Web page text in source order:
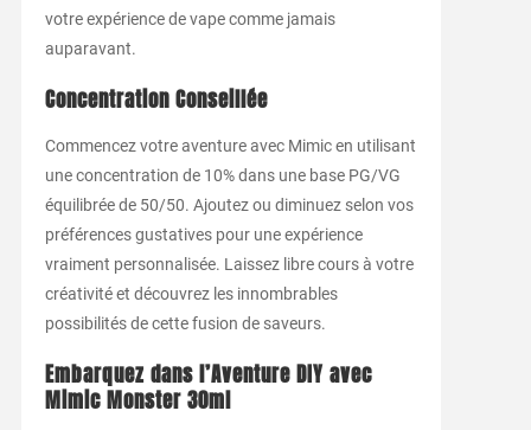
votre expérience de vape comme jamais
auparavant.
Concentration Conseillée
Commencez votre aventure avec Mimic en utilisant
une concentration de 10% dans une base PG/VG
équilibrée de 50/50. Ajoutez ou diminuez selon vos
préférences gustatives pour une expérience
vraiment personnalisée. Laissez libre cours à votre
créativité et découvrez les innombrables
possibilités de cette fusion de saveurs.
Embarquez dans l’Aventure DIY avec
Mimic Monster 30ml